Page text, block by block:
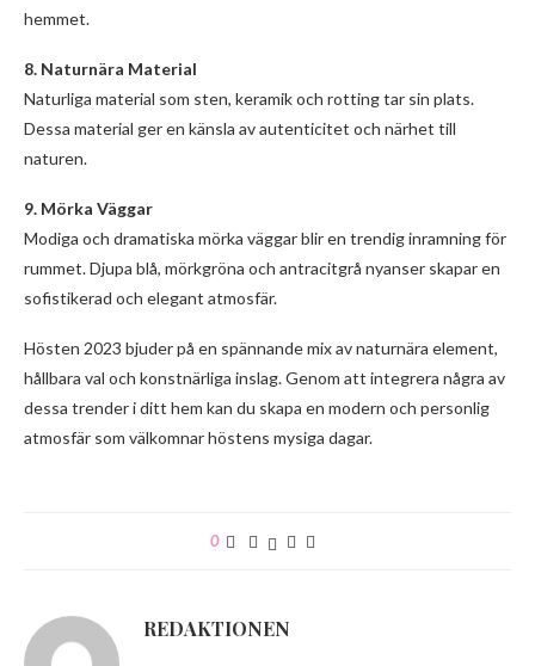
hemmet.
8. Naturnära Material
Naturliga material som sten, keramik och rotting tar sin plats.
Dessa material ger en känsla av autenticitet och närhet till
naturen.
9. Mörka Väggar
Modiga och dramatiska mörka väggar blir en trendig inramning för
rummet. Djupa blå, mörkgröna och antracitgrå nyanser skapar en
sofistikerad och elegant atmosfär.
Hösten 2023 bjuder på en spännande mix av naturnära element,
hållbara val och konstnärliga inslag. Genom att integrera några av
dessa trender i ditt hem kan du skapa en modern och personlig
atmosfär som välkomnar höstens mysiga dagar.
0
REDAKTIONEN